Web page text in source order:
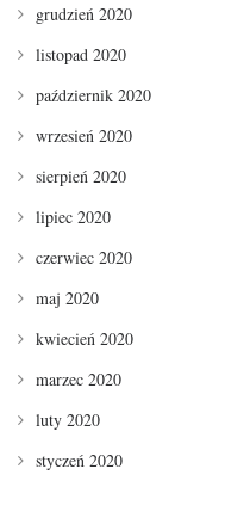
grudzień 2020
listopad 2020
październik 2020
wrzesień 2020
sierpień 2020
lipiec 2020
czerwiec 2020
maj 2020
kwiecień 2020
marzec 2020
luty 2020
styczeń 2020